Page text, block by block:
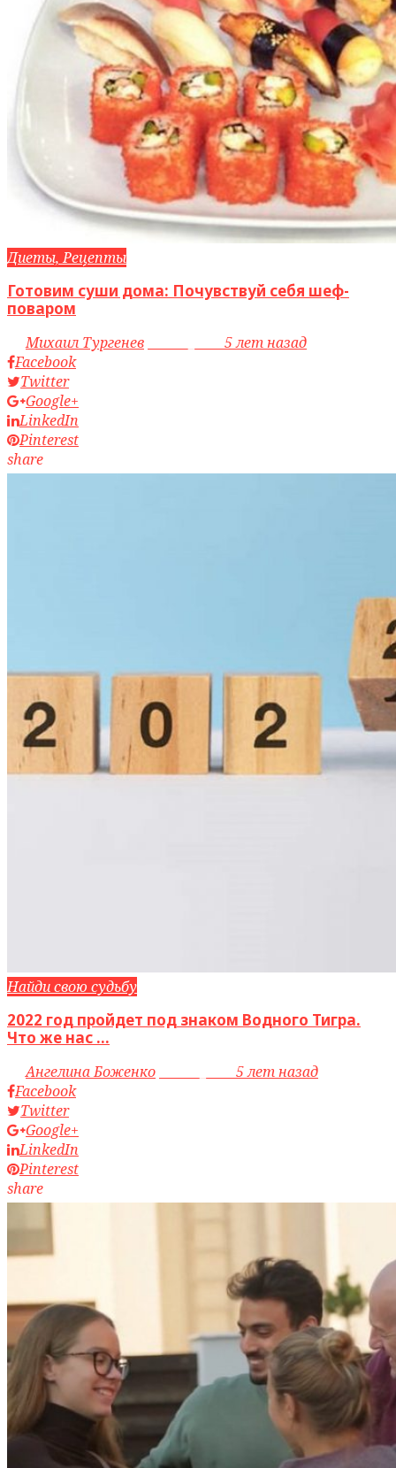
Диеты, Рецепты
Готовим суши дома: Почувствуй себя шеф-
поваром
byМихаил Тургенев
5 лет назад
Facebook
Twitter
Google+
LinkedIn
Pinterest
share
Найди свою судьбу
2022 год пройдет под знаком Водного Тигра.
Что же нас ...
byАнгелина Боженко
5 лет назад
Facebook
Twitter
Google+
LinkedIn
Pinterest
share